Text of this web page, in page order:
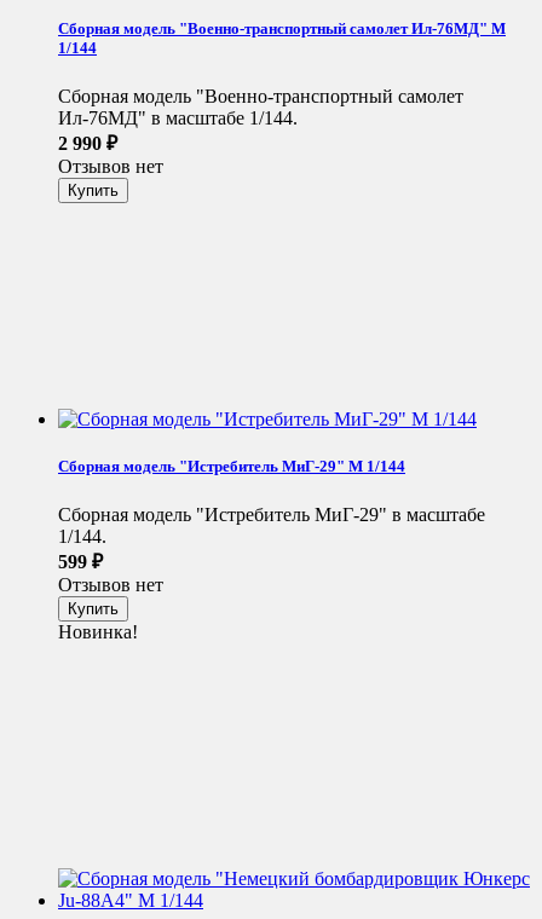
Сборная модель "Военно-транспортный самолет Ил-76МД" М
1/144
Сборная модель "Военно-транспортный самолет
Ил-76МД" в масштабе 1/144.
2 990 ₽
Отзывов нет
Сборная модель "Истребитель МиГ-29" М 1/144
Сборная модель "Истребитель МиГ-29" в масштабе
1/144.
599 ₽
Отзывов нет
Новинка!